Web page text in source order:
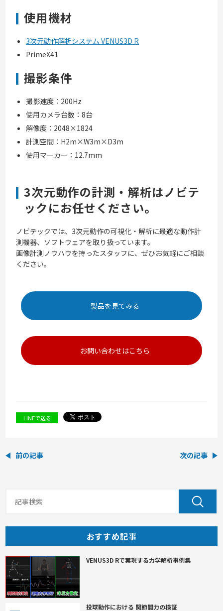
使用機材
3次元動作解析システム VENUS3D R
PrimeX41
撮影条件
撮影速度：200Hz
使用カメラ台数：8台
解像度： 2048×1824
計測空間：H2m×W3m×D3m
使用マーカー：12.7mm
3次元動作の計測・解析はノビテ
ックにお任せください。
ノビテックでは、3次元動作の可視化・解析に最適な動作計
測機器、ソフトウェアを取り扱っています。
画像計測ノウハウを持ったスタッフに、ぜひお気軽にご相談
ください。
製品を見てみる
お問い合わせはこちら
LINEで送る
前の記事 次の記事
おすすめ記事
VENUS3D Rで実現する力学解析事例集
投球動作における 関節間力の検証